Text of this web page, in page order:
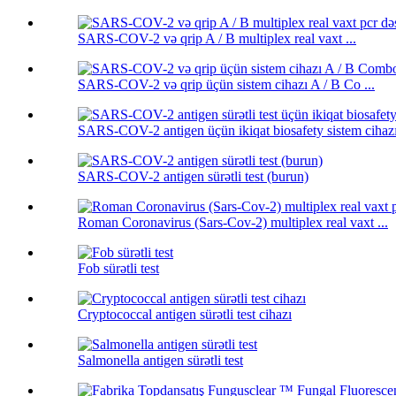
SARS-COV-2 və qrip A / B multiplex real vaxt ...
SARS-COV-2 və qrip üçün sistem cihazı A / B Co ...
SARS-COV-2 antigen üçün ikiqat biosafety sistem
SARS-COV-2 antigen sürətli test (burun)
Roman Coronavirus (Sars-Cov-2) multiplex real vaxt ...
Fob sürətli test
Cryptococcal antigen sürətli test cihazı
Salmonella antigen sürətli test